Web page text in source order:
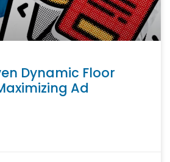
Dynamic Floor
Ad